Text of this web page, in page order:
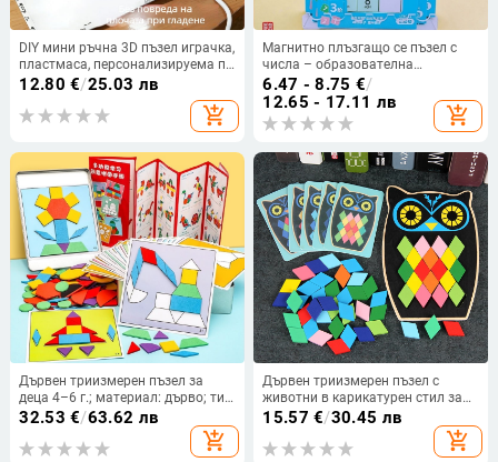
DIY мини ръчна 3D пъзел играчка,
пластмаса, персонализируема по
образец, в кутия за опаковка,
многофункционална, за възраст
15–35
12.80 €/25.03 лв
add_shopping_cart
Магнитно плъзгащо се пъзел с
числа – образователна
пластмасова играчка за деца 7–
14 г., начално ниво, гладко
движение
6.47 - 8.75 €/
12.65 - 17.11 лв
add_shopping_cart
Дървен триизмерен пъзел за
деца 4–6 г.; материал: дърво; тип
пъзел: триизмерен;
персонализирана обработка по
заявка
32.53 €/63.62 лв
add_shopping_cart
Дървен триизмерен пъзел с
животни в карикатурен стил за
деца на възраст 4–6 г | Duo Fun
15.57 €/30.45 лв
add_shopping_cart